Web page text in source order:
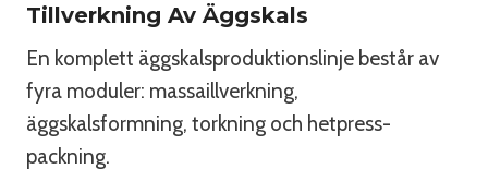
Tillverkning Av Äggskals
En komplett äggskalsproduktionslinje består av
fyra moduler: massaillverkning,
äggskalsformning, torkning och hetpress-
packning.